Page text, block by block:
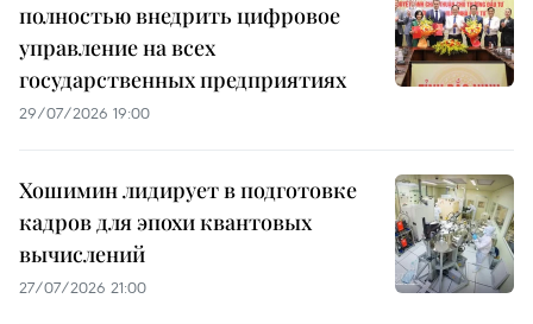
полностью внедрить цифровое
управление на всех
государственных предприятиях
29/07/2026 19:00
Хошимин лидирует в подготовке
кадров для эпохи квантовых
вычислений
27/07/2026 21:00